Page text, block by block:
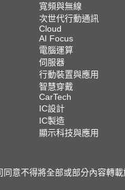
寬頻與無線
次世代行動通訊
Cloud
AI Focus
電腦運算
伺服器
行動裝置與應用
智慧穿戴
CarTech
IC設計
IC製造
顯示科技與應用
意不得將全部或部分內容轉